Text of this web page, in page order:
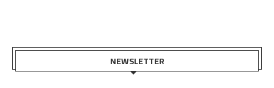
NEWSLETTER